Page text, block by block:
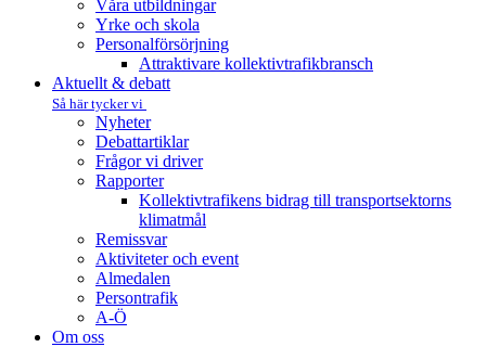
Våra utbildningar
Yrke och skola
Personalförsörjning
Attraktivare kollektivtrafik­bransch
Aktuellt & debatt
Så här tycker vi
Nyheter
Debattartiklar
Frågor vi driver
Rapporter
Kollektivtrafikens bidrag till transportsektorns
klimatmål
Remissvar
Aktiviteter och event
Almedalen
Persontrafik
A-Ö
Om oss